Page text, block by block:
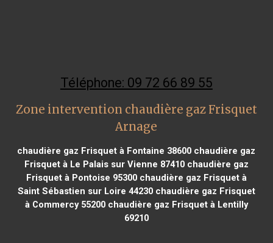
Téléphone: 09 72 66 89 55
Zone intervention chaudière gaz Frisquet
Arnage
chaudière gaz Frisquet à Fontaine 38600 chaudière gaz
Frisquet à Le Palais sur Vienne 87410chaudière gaz
Frisquet à Pontoise 95300chaudière gaz Frisquet à
Saint Sébastien sur Loire 44230chaudière gaz Frisquet
à Commercy 55200chaudière gaz Frisquet à Lentilly
69210